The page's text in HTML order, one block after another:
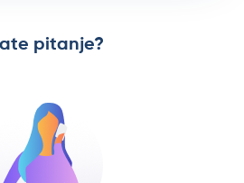
pitanje?